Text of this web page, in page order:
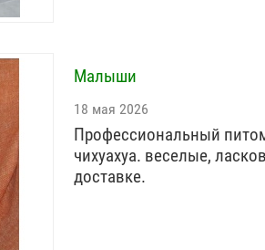
Малыши
18 мая 2026
Профессиональный
чихуахуа. веселые,
доставке.